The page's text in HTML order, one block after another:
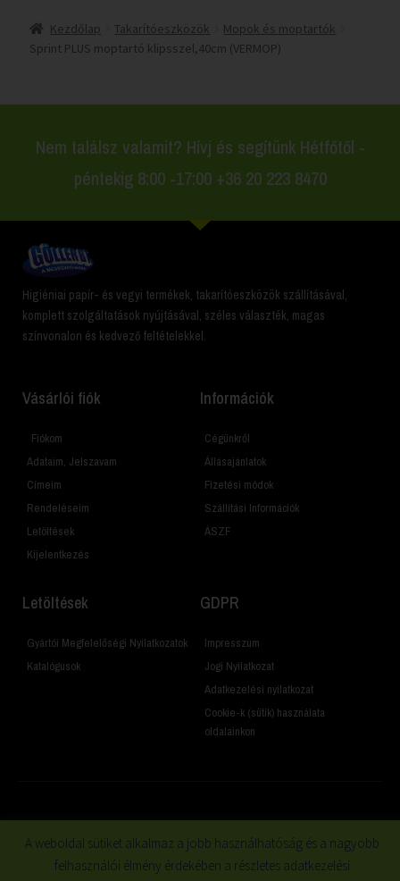
Kezdőlap Takarítóeszközök
Mopok és moptartók
Sprint PLUS moptartó klipsszel,40cm (VERMOP)
Nem találsz valamit? Hívj és segítünk Hétfőtől -
péntekig 8:00 -17:00 +36 20 223 8470
Higiéniai papír- és vegyi termékek, takarítóeszközök szállításával,
komplett szolgáltatások nyújtásával, széles választék, magas
színvonalon és kedvező feltételekkel.
Vásárlói fiók
Fiókom
Adataim, Jelszavam
Címeim
Rendeléseim
Letöltések
Kijelentkezés
Információk
Cégünkről
Állásajánlatok
Fizetési módok
Szállítási Információk
ÁSZF
Letöltések
Gyártói Megfelelőségi Nyilatkozatok
Katalógusok
GDPR
Impresszum
Jogi Nyilatkozat
Adatkezelési nyilatkozat
Cookie-k (sütik) használata
oldalainkon
A weboldal sütiket alkalmaz a jobb használhatóság és a nagyobb
felhasználói élmény érdekében a részletes adatkezelési